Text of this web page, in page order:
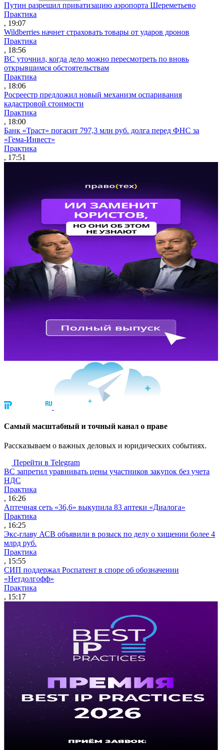
Путин разрешил приватизацию аэропорта Шереметьево
Практика
, 19:07
Wildberries начнет страховать товары от ударов дронов
Практика
, 18:56
ВС уточнил, когда дело можно пересмотреть по вновь
открывшимся обстоятельствам
Практика
, 18:06
Росреестр предложил новый механизм оспаривания
кадастровой стоимости
Практика
, 18:00
Банк «Траст» погасит 797,3 млн руб. долга перед ФНС за
«Гема-Инвест»
Практика
, 17:51
Cамый масштабный и точный канал о праве
Рассказываем о важных деловых и юридических событиях.
Перейти в Telegram
ВС запретил уравнивать цены участников закупок без учета
НДС
Практика
, 16:26
Аптечная сеть «36,6» выкупила 83 аптеки «Диалога»
Практика
, 16:25
Экс-главу АСВ объявили в розыск по делу о хищении более 4
млрд руб.
Практика
, 15:55
СИП поддержал Роспатент в споре об обозначении
«Нетдолгофф»
Практика
, 15:17